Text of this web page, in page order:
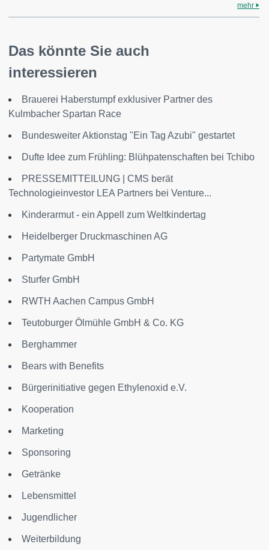
mehr
Das könnte Sie auch
interessieren
Brauerei Haberstumpf exklusiver Partner des
Kulmbacher Spartan Race
Bundesweiter Aktionstag "Ein Tag Azubi" gestartet
Dufte Idee zum Frühling: Blühpatenschaften bei Tchibo
PRESSEMITTEILUNG | CMS berät
Technologieinvestor LEA Partners bei Venture...
Kinderarmut - ein Appell zum Weltkindertag
Heidelberger Druckmaschinen AG
Partymate GmbH
Sturfer GmbH
RWTH Aachen Campus GmbH
Teutoburger Ölmühle GmbH & Co. KG
Berghammer
Bears with Benefits
Bürgerinitiative gegen Ethylenoxid e.V.
Kooperation
Marketing
Sponsoring
Getränke
Lebensmittel
Jugendlicher
Weiterbildung